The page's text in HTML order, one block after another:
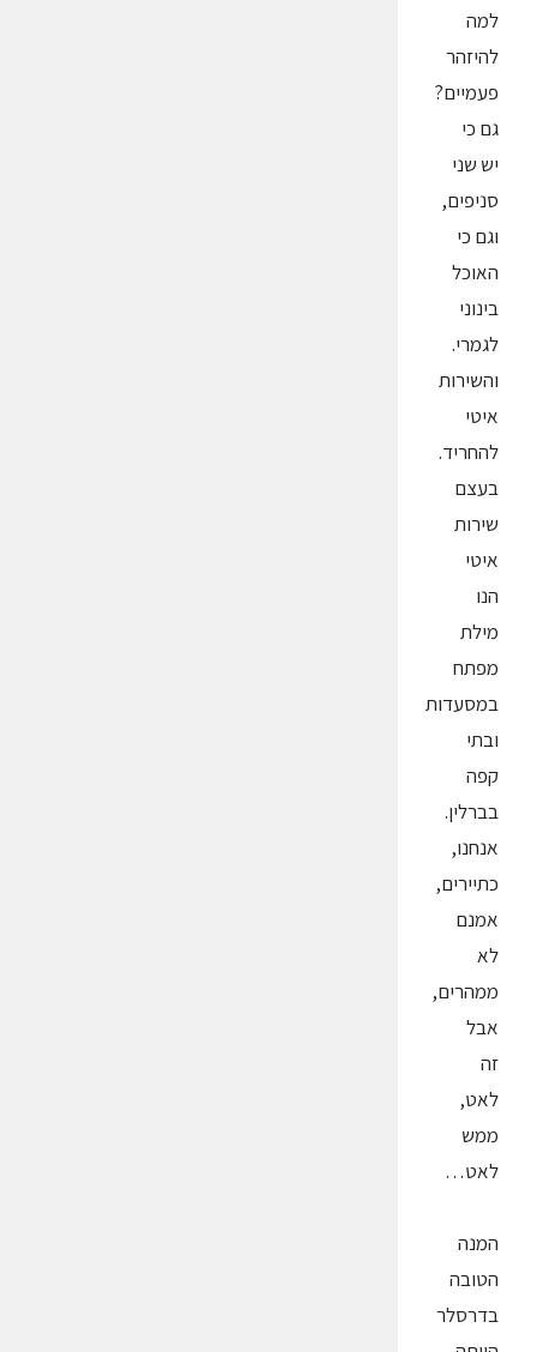
למה
להיזהר
פעמיים?
גם כי
יש שני
סניפים,
וגם כי
האוכל
בינוני
לגמרי.
והשירות
איטי
להחריד.
בעצם
שירות
איטי
הנו
מילת
מפתח
במסעדות
ובתי
קפה
בברלין.
אנחנו,
כתיירים,
אמנם
לא
ממהרים,
אבל
זה
לאט,
ממש
לאט…
המנה
הטובה
בדרסלר